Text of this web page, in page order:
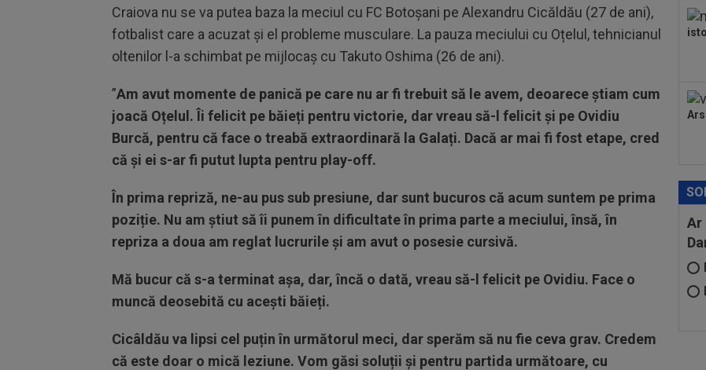
Craiova nu se va putea baza la meciul cu FC Botoșani pe Alexandru Cicăldău (27 de ani),
fotbalist care a acuzat și el probleme musculare. La pauza meciului cu Oțelul, tehnicianul
oltenilor l-a schimbat pe mijlocaș cu Takuto Oshima (26 de ani).
”Am avut momente de panică pe care nu ar fi trebuit să le avem, deoarece știam cum
joacă Oțelul. Îi felicit pe băieți pentru victorie, dar vreau să-l felicit și pe Ovidiu
Burcă, pentru că face o treabă extraordinară la Galați. Dacă ar mai fi fost etape, cred
că și ei s-ar fi putut lupta pentru play-off.
În prima repriză, ne-au pus sub presiune, dar sunt bucuros că acum suntem pe prima
poziție. Nu am știut să îi punem în dificultate în prima parte a meciului, însă, în
repriza a doua am reglat lucrurile și am avut o posesie cursivă.
Mă bucur că s-a terminat așa, dar, încă o dată, vreau să-l felicit pe Ovidiu. Face o
muncă deosebită cu acești băieți.
Cicâldău va lipsi cel puțin în următorul meci, dar sperăm să nu fie ceva grav. Credem
că este doar o mică leziune. Vom găsi soluții și pentru partida următoare, cu
Ar